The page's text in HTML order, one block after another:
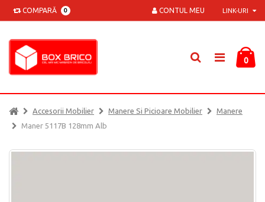
COMPARĂ 0 LINK-URI
CONTUL MEU
0
Accesorii Mobilier Manere Si Picioare Mobilier
Manere
Maner 5117B 128mm Alb